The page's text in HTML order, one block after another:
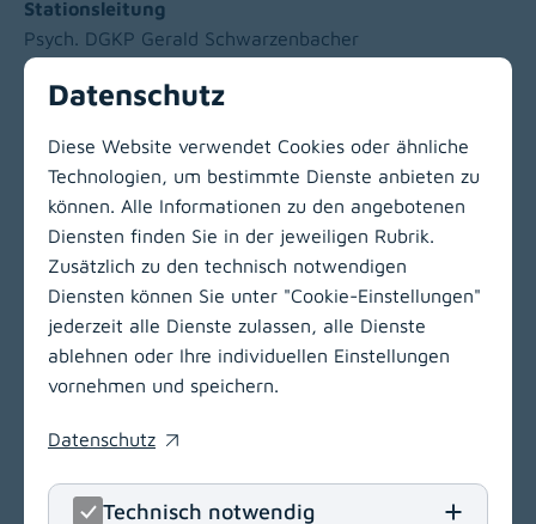
Stationsleitung
Psych. DGKP Gerald Schwarzenbacher
Kontakt
Zur Hauptnavigation
LinkedIn
(opens in
Klinikum Klagenfurt am Wörthersee
9020 Klagenfurt am Wörthersee
T+43 463 538-0
klinikum.klagenfurt[at]kabeg
Datenschutz
Diese Website verwendet Cookies oder ähnliche
Technologien, um bestimmte Dienste anbieten zu
können. Alle Informationen zu den angebotenen
Diensten finden Sie in der jeweiligen Rubrik.
Zusätzlich zu den technisch notwendigen
Diensten können Sie unter "Cookie-Einstellungen"
jederzeit alle Dienste zulassen, alle Dienste
ablehnen oder Ihre individuellen Einstellungen
vornehmen und speichern.
Datenschutz
(opens in a new window)
Technisch notwendig